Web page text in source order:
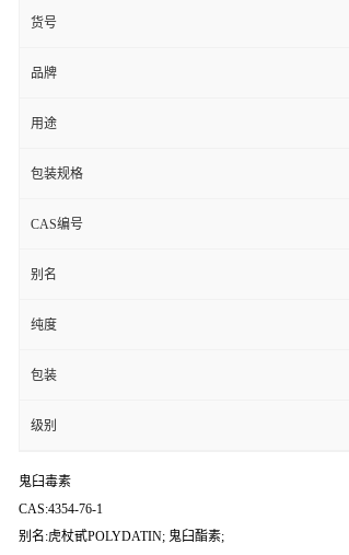
货号
品牌
用途
包装规格
CAS编号
别名
纯度
包装
级别
鬼臼毒素
CAS:4354-76-1
别名:虎杖甙POLYDATIN; 鬼臼酯素;